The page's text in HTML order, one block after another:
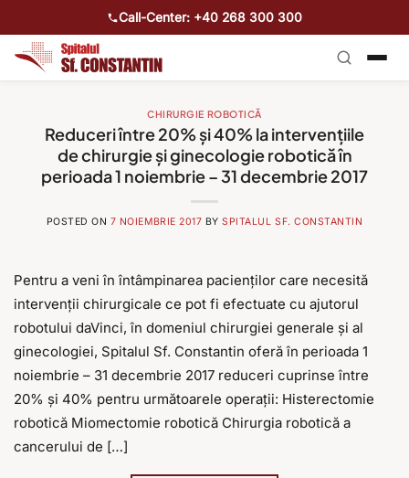
Call-Center: +40 268 300 300
CHIRURGIE ROBOTICĂ
Reduceri între 20% și 40% la intervențiile
de chirurgie și ginecologie robotică în
perioada 1 noiembrie – 31 decembrie 2017
POSTED ON 7 NOIEMBRIE 2017 BYSPITALUL SF. CONSTANTIN
Pentru a veni în întâmpinarea pacienților care necesită
intervenții chirurgicale ce pot fi efectuate cu ajutorul
robotului daVinci, în domeniul chirurgiei generale și al
ginecologiei, Spitalul Sf. Constantin oferă în perioada 1
noiembrie – 31 decembrie 2017 reduceri cuprinse între
20% și 40% pentru următoarele operații: Histerectomie
robotică Miomectomie robotică Chirurgia robotică a
cancerului de […]